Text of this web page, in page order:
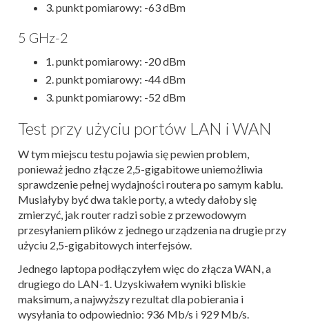
3. punkt pomiarowy: -63 dBm
5 GHz-2
1. punkt pomiarowy: -20 dBm
2. punkt pomiarowy: -44 dBm
3. punkt pomiarowy: -52 dBm
Test przy użyciu portów LAN i WAN
W tym miejscu testu pojawia się pewien problem,
ponieważ jedno złącze 2,5-gigabitowe uniemożliwia
sprawdzenie pełnej wydajności routera po samym kablu.
Musiałyby być dwa takie porty, a wtedy dałoby się
zmierzyć, jak router radzi sobie z przewodowym
przesyłaniem plików z jednego urządzenia na drugie przy
użyciu 2,5-gigabitowych interfejsów.
Jednego laptopa podłączyłem więc do złącza WAN, a
drugiego do LAN-1. Uzyskiwałem wyniki bliskie
maksimum, a najwyższy rezultat dla pobierania i
wysyłania to odpowiednio: 936 Mb/s i 929 Mb/s.